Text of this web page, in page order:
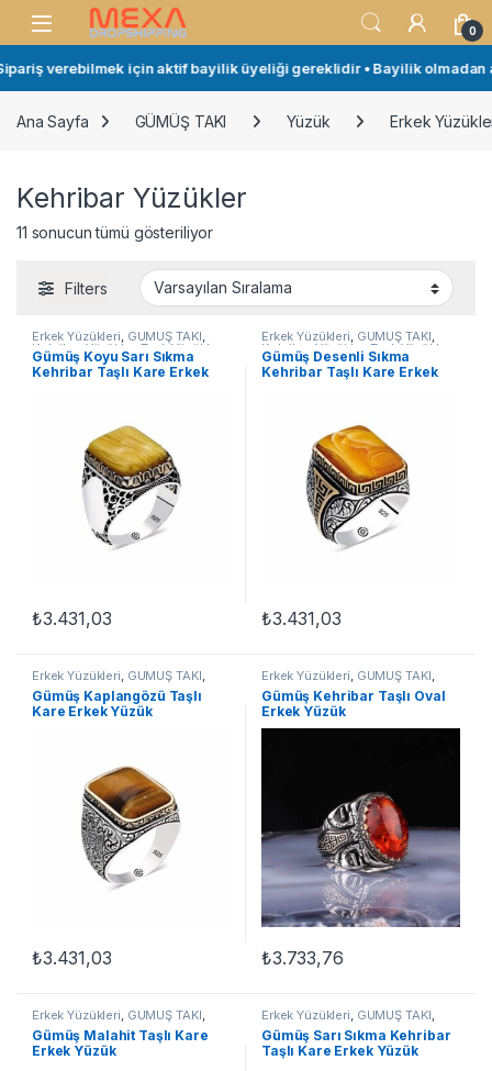
Skip to navigation
Skip to content
Open 0
verebilmek için aktif bayilik üyeliği gereklidir • Bayilik olmadan
Ana Sayfa GÜMÜŞ TAKI Yüzük Erkek
Kehribar Yüzükler
11 sonucun tümü gösteriliyor
Filters
Erkek Yüzükleri, GÜMÜŞ TAKI,
Kehribar Yüzükler ,Taşlı Yüzükler
Yüzük
​Gümüş Koyu Sarı Sıkma
Kehribar Taşlı Kare Erkek
₺3.431,03
Bu ürünün birden fazla varyasyonu var. Seçenekler ürün
Erkek Yüzükleri, GÜMÜŞ TAKI,
Kehribar Yüzükler ,Taşlı Yüzükler
Yüzük
​Gümüş Desenli Sıkma
Kehribar Taşlı Kare Erkek
₺3.431,03
Bu ürünün birden fazla
Erkek Yüzükleri, GÜMÜŞ TAKI,
Kehribar Yüzükler Taşlı Yüzükler
Yüzük
​Gümüş Kaplangözü Taşlı
Kare Erkek Yüzük
₺3.431,03
Bu ürünün birden fazla varyasyonu var. Seçenekler ürün
Erkek Yüzükleri, GÜMÜŞ TAKI,
Kehribar Yüzükler Taşlı Yüzükler
Yüzük
​Gümüş Kehribar Taşlı Oval
Erkek Yüzük
₺3.733,76
Bu ürünün birden fazla
Erkek Yüzükleri GÜMÜŞ TAKI
Kehribar Yüzükler Taşlı Yüzükler
Yüzük
​Gümüş Malahit Taşlı Kare
Erkek Yüzük
Erkek Yüzükleri GÜMÜŞ TAKI
Kehribar Yüzükler Taşlı Yüzükler
Yüzük
​Gümüş Sarı Sıkma Kehribar
Taşlı Kare Erkek Yüzük